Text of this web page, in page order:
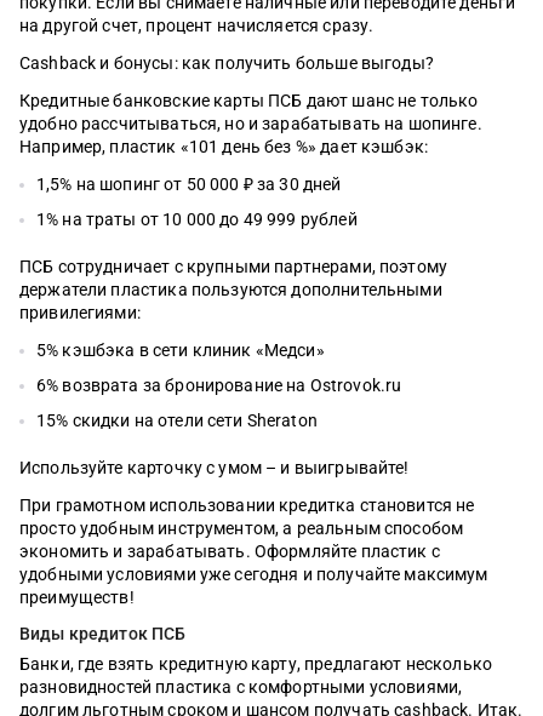
на другой счет, процент начисляется сразу.
Cashback и бонусы: как получить больше выгоды?
Кредитные банковские карты ПСБ дают шанс не только
удобно рассчитываться, но и зарабатывать на шопинге.
Например, пластик «101 день без %» дает кэшбэк:
1,5% на шопинг от 50 000 ₽ за 30 дней
1% на траты от 10 000 до 49 999 рублей
ПСБ сотрудничает с крупными партнерами, поэтому
держатели пластика пользуются дополнительными
привилегиями:
5% кэшбэка в сети клиник «Медси»
6% возврата за бронирование на Ostrovok.ru
15% скидки на отели сети Sheraton
Используйте карточку с умом – и выигрывайте!
При грамотном использовании кредитка становится не
просто удобным инструментом, а реальным способом
экономить и зарабатывать. Оформляйте пластик с
удобными условиями уже сегодня и получайте максимум
преимуществ!
Виды кредиток ПСБ
Банки, где взять кредитную карту, предлагают несколько
разновидностей пластика с комфортными условиями,
долгим льготным сроком и шансом получать cashback. Итак.